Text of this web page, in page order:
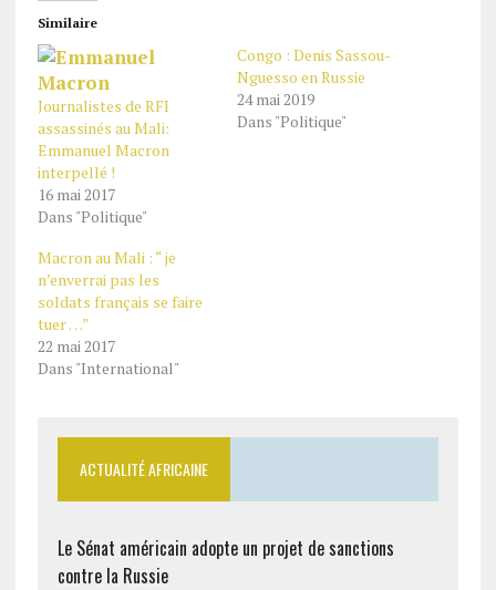
Similaire
Journalistes de RFI
assassinés au Mali:
Emmanuel Macron
interpellé !
16 mai 2017
Dans "Politique"
Congo : Denis Sassou-
Nguesso en Russie
24 mai 2019
Dans "Politique"
Macron au Mali : “ je
n’enverrai pas les
soldats français se faire
tuer …”
22 mai 2017
Dans "International"
ACTUALITÉ AFRICAINE
Le Sénat américain adopte un projet de sanctions
contre la Russie